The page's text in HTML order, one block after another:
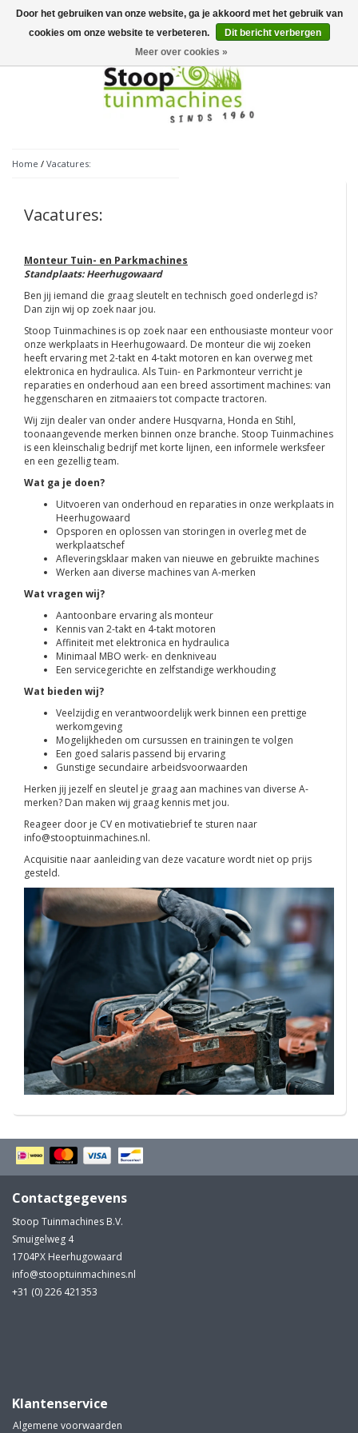
Toggle
navigation
Home / Vacatures:
Vacatures:
Monteur Tuin- en Parkmachines
Standplaats: Heerhugowaard
Ben jij iemand die graag sleutelt en technisch goed onderlegd is?
Dan zijn wij op zoek naar jou.
Stoop Tuinmachines is op zoek naar een enthousiaste monteur voor
onze werkplaats in Heerhugowaard. De monteur die wij zoeken
heeft ervaring met 2-takt en 4-takt motoren en kan overweg met
elektronica en hydraulica. Als Tuin- en Parkmonteur verricht je
reparaties en onderhoud aan een breed assortiment machines: van
heggenscharen en zitmaaiers tot compacte tractoren.
Wij zijn dealer van onder andere Husqvarna, Honda en Stihl,
toonaangevende merken binnen onze branche. Stoop Tuinmachines
is een kleinschalig bedrijf met korte lijnen, een informele werksfeer
en een gezellig team.
Wat ga je doen?
Uitvoeren van onderhoud en reparaties in onze werkplaats in
Heerhugowaard
Opsporen en oplossen van storingen in overleg met de
werkplaatschef
Afleveringsklaar maken van nieuwe en gebruikte machines
Werken aan diverse machines van A-merken
Wat vragen wij?
Aantoonbare ervaring als monteur
Kennis van 2-takt en 4-takt motoren
Affiniteit met elektronica en hydraulica
Minimaal MBO werk- en denkniveau
Een servicegerichte en zelfstandige werkhouding
Wat bieden wij?
Veelzijdig en verantwoordelijk werk binnen een prettige
werkomgeving
Mogelijkheden om cursussen en trainingen te volgen
Een goed salaris passend bij ervaring
Gunstige secundaire arbeidsvoorwaarden
Herken jij jezelf en sleutel je graag aan machines van diverse A-
merken? Dan maken wij graag kennis met jou.
Reageer door je CV en motivatiebrief te sturen naar
info@stooptuinmachines.nl.
Acquisitie naar aanleiding van deze vacature wordt niet op prijs
gesteld.
Contactgegevens
Stoop Tuinmachines B.V.
Smuigelweg 4
1704PX Heerhugowaard
info@stooptuinmachines.nl
+31 (0) 226 421353
Klantenservice
Algemene voorwaarden
Door het gebruiken van onze website, ga je akkoord met het gebruik van
cookies om onze website te verbeteren.
Dit bericht verbergen
Meer over cookies »